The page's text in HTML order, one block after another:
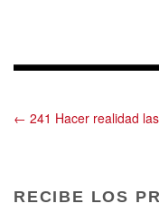
← 241 Hacer realidad
RECIBE LOS